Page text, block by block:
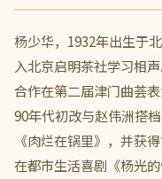
杨少华，1932年出生于
入北京启明茶社学习相
合作在第二届津门曲荟
90年代初改与赵伟洲搭
《肉烂在锅里》，并获
在都市生活喜剧《杨光